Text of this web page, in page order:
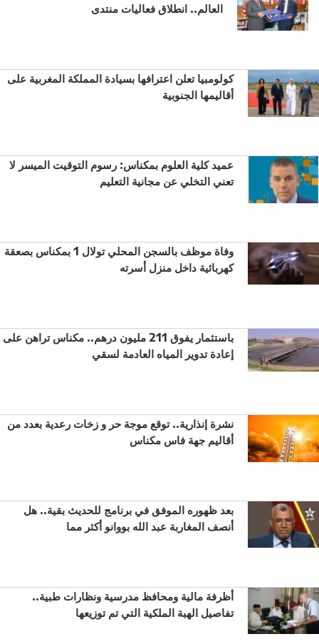
العالم.. انطلاق فعاليات منتدى
كولومبيا تعلن اعترافها بسيادة المملكة المغربية على
أقاليمها الجنوبية
عميد كلية العلوم بمكناس: رسوم التوقيت الميسر لا
تعني التخلي عن مجانية التعليم
وفاة موظف بالسجن المحلي تولال 1 بمكناس بصعقة
كهربائية داخل منزل أسرته
باستثمار يفوق 211 مليون درهم.. مكناس تراهن على
إعادة تدوير المياه العادمة لسقي
نشرة إنذارية.. توقع موجة حر و زخات رعدية بعدد من
أقاليم جهة فاس مكناس
بعد ظهوره الموفق في برنامج للحديث بقية.. هل
أنصف المغاربة عبد الله بووانو أكثر مما
أظرفة مالية ومحافظ مدرسية ونظارات طبية..
تفاصيل الهبة الملكية التي تم توزيعها